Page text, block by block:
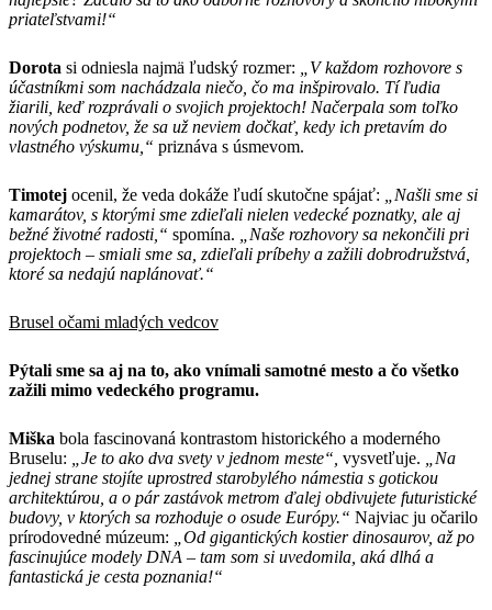
priateľstvami!“
Dorota si odniesla najmä ľudský rozmer:
„V každom rozhovore s
účastníkmi som nachádzala niečo, čo ma inšpirovalo. Tí ľudia
žiarili, keď rozprávali o svojich projektoch! Načerpala som toľko
nových podnetov, že sa už neviem dočkať, kedy ich pretavím do
vlastného výskumu,“ priznáva s úsmevom.
Timotej ocenil, že veda dokáže ľudí skutočne spájať:
„Našli sme si
kamarátov, s ktorými sme zdieľali nielen vedecké poznatky, ale aj
bežné životné radosti,“ spomína. „Naše rozhovory sa nekončili pri
projektoch – smiali sme sa, zdieľali príbehy a zažili dobrodružstvá,
ktoré sa nedajú naplánovať.“
Brusel očami mladých vedcov
Pýtali sme sa aj na to, ako vnímali samotné mesto a čo všetko
zažili mimo vedeckého programu.
Miška bola fascinovaná kontrastom historického a moderného
Bruselu:
„Je to ako dva svety v jednom meste“, vysvetľuje. „Na
jednej strane stojíte uprostred starobylého námestia s gotickou
architektúrou, a o pár zastávok metrom ďalej obdivujete futuristické
budovy, v ktorých sa rozhoduje o osude Európy.“ Najviac ju očarilo
prírodovedné múzeum: „Od gigantických kostier dinosaurov, až po
fascinujúce modely DNA – tam som si uvedomila, aká dlhá a
fantastická je cesta poznania!“